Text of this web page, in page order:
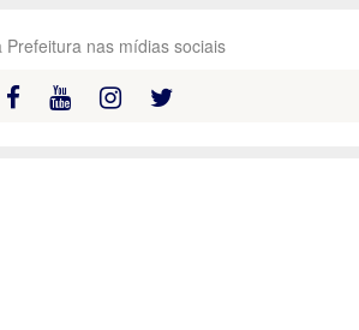
Prefeitura nas mídias sociais